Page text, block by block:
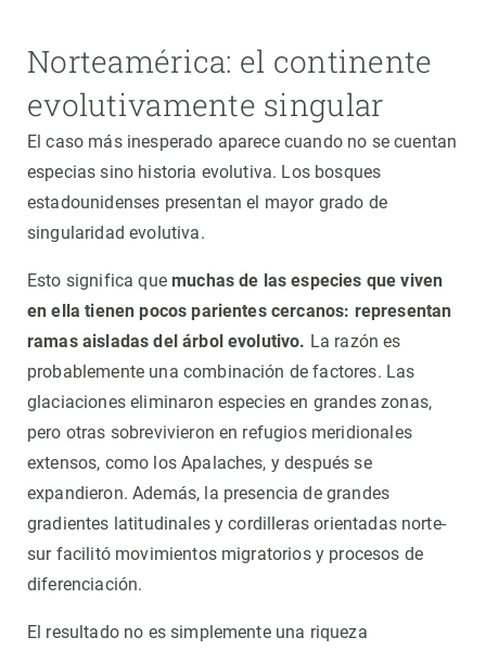
Norteamérica: el continente
evolutivamente singular
El caso más inesperado aparece cuando no se cuentan
especias sino historia evolutiva. Los bosques
estadounidenses presentan el mayor grado de
singularidad evolutiva.
Esto significa quemuchas de las especies que viven
en ella tienen pocos parientes cercanos: representan
ramas aisladas del árbol evolutivo. La razón es
probablemente una combinación de factores. Las
glaciaciones eliminaron especies en grandes zonas,
pero otras sobrevivieron en refugios meridionales
extensos, como los Apalaches, y después se
expandieron. Además, la presencia de grandes
gradientes latitudinales y cordilleras orientadas norte-
sur facilitó movimientos migratorios y procesos de
diferenciación.
El resultado no es simplemente una riqueza